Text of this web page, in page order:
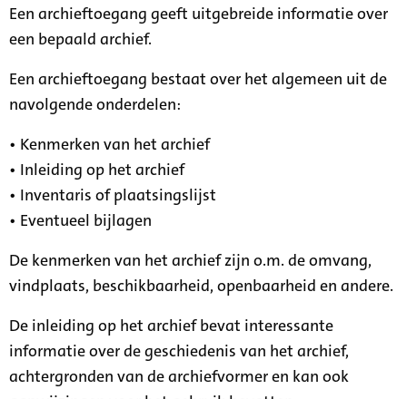
Een archieftoegang geeft uitgebreide informatie over
een bepaald archief.
Een archieftoegang bestaat over het algemeen uit de
navolgende onderdelen:
• Kenmerken van het archief
• Inleiding op het archief
• Inventaris of plaatsingslijst
• Eventueel bijlagen
De kenmerken van het archief zijn o.m. de omvang,
vindplaats, beschikbaarheid, openbaarheid en andere.
De inleiding op het archief bevat interessante
informatie over de geschiedenis van het archief,
achtergronden van de archiefvormer en kan ook